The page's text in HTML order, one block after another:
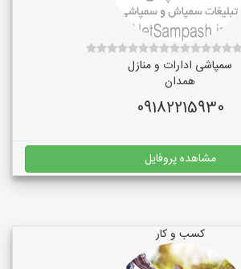
سمپاشی ادارات و منازل
همدان
09182215930
مشاهده پروفایل
کسب و کار